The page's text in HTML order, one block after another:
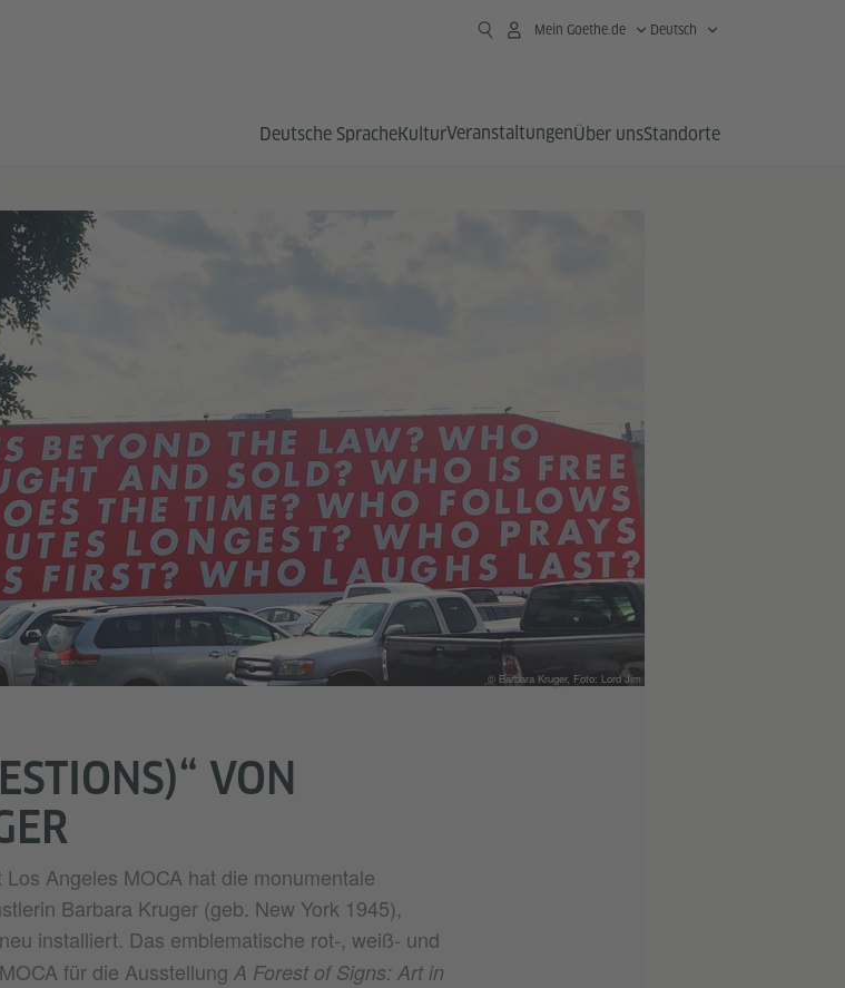
Mein Goethe.de Deutsch
Deutsche SpracheKulturVeranstaltungenÜber unsStandorte
© Barbara Kruger, Foto: Lord Jim
VON
Angeles MOCA hat die monumentale
Barbara Kruger (geb. New York 1945),
installiert. Das emblematische rot-, weiß- und
für die Ausstellung A Forest of Signs: Art in